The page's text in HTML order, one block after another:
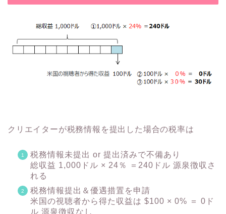
クリエイターが税務情報を提出した場合の税率は
税務情報未提出 or 提出済みで不備あり
総収益 1,000ドル × 24％ ＝240ドル 源泉徴収さ
れる
税務情報提出＆優遇措置を申請
米国の視聴者から得た収益は $100 × 0% ＝ 0ド
ル 源泉徴収なし